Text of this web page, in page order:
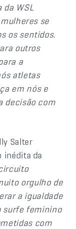
WSL
se
os sentidos.
outros
a
atletas
em nós e
decisão com
Salter
inédita da
orgulho de
a igualdade
surfe feminino
com